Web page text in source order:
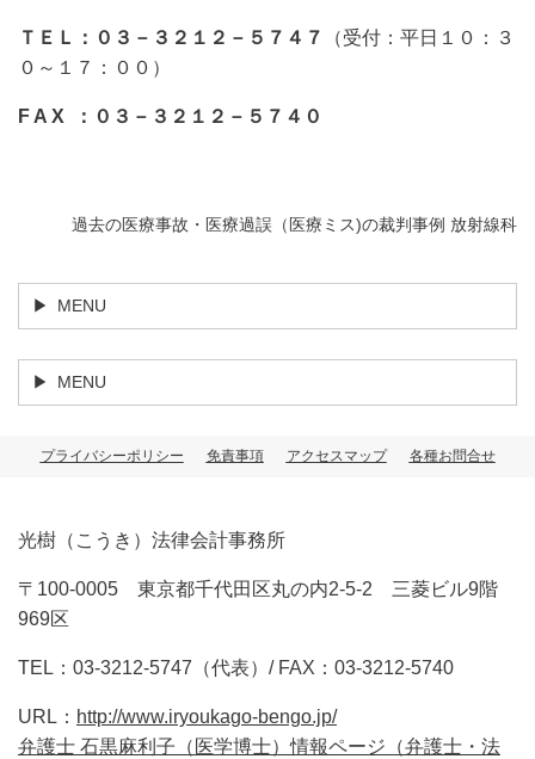
ＴＥＬ：０３－３２１２－５７４７
（受付：平日１０：３
０～１７：００）
F A X ：０３－３２１２－５７４０
過去の医療事故・医療過誤（医療ミス)の裁判事例 放射線科
MENU
MENU
プライバシーポリシー 免責事項 アクセスマップ 各種お問合せ
光樹（こうき）法律会計事務所
〒100-0005 東京都千代田区丸の内2-5-2 三菱ビル9階
969区
TEL：03-3212-5747（代表）/ FAX：03-3212-5740
URL： http://www.iryoukago-bengo.jp/
弁護士 石黒麻利子（医学博士）情報ページ（弁護士・法